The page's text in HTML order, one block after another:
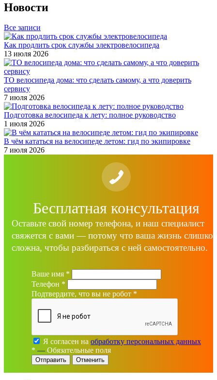
Новости
Все записи
Как продлить срок службы электровелосипеда
13 июля 2026
ТО велосипеда дома: что сделать самому, а что доверить
сервису
7 июля 2026
Подготовка велосипеда к лету: полное руководство
1 июля 2026
В чём кататься на велосипеде летом: гид по экипировке
7 июля 2026
Бесплатная консультация
Оставьте свой номер телефона, и наш специалист
свяжется с вами — потому что ваша жизнь
сложна, чтобы разбираться с ней самостоятельно.
Ваше имя *
Телефон *
Подтвердите, что вы не робот *
Я согласен на обработку персональных данных
* — Обязательные поля
Отменить